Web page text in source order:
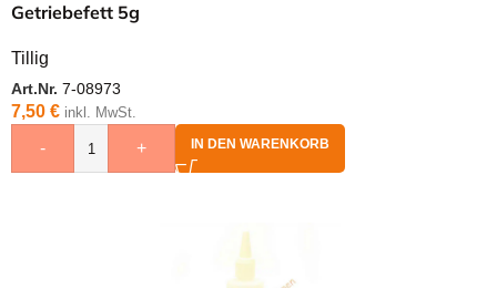
Getriebefett 5g
Tillig
Art.Nr. 7-08973
7,50 € inkl. MwSt.
- + IN DEN WARENKORB